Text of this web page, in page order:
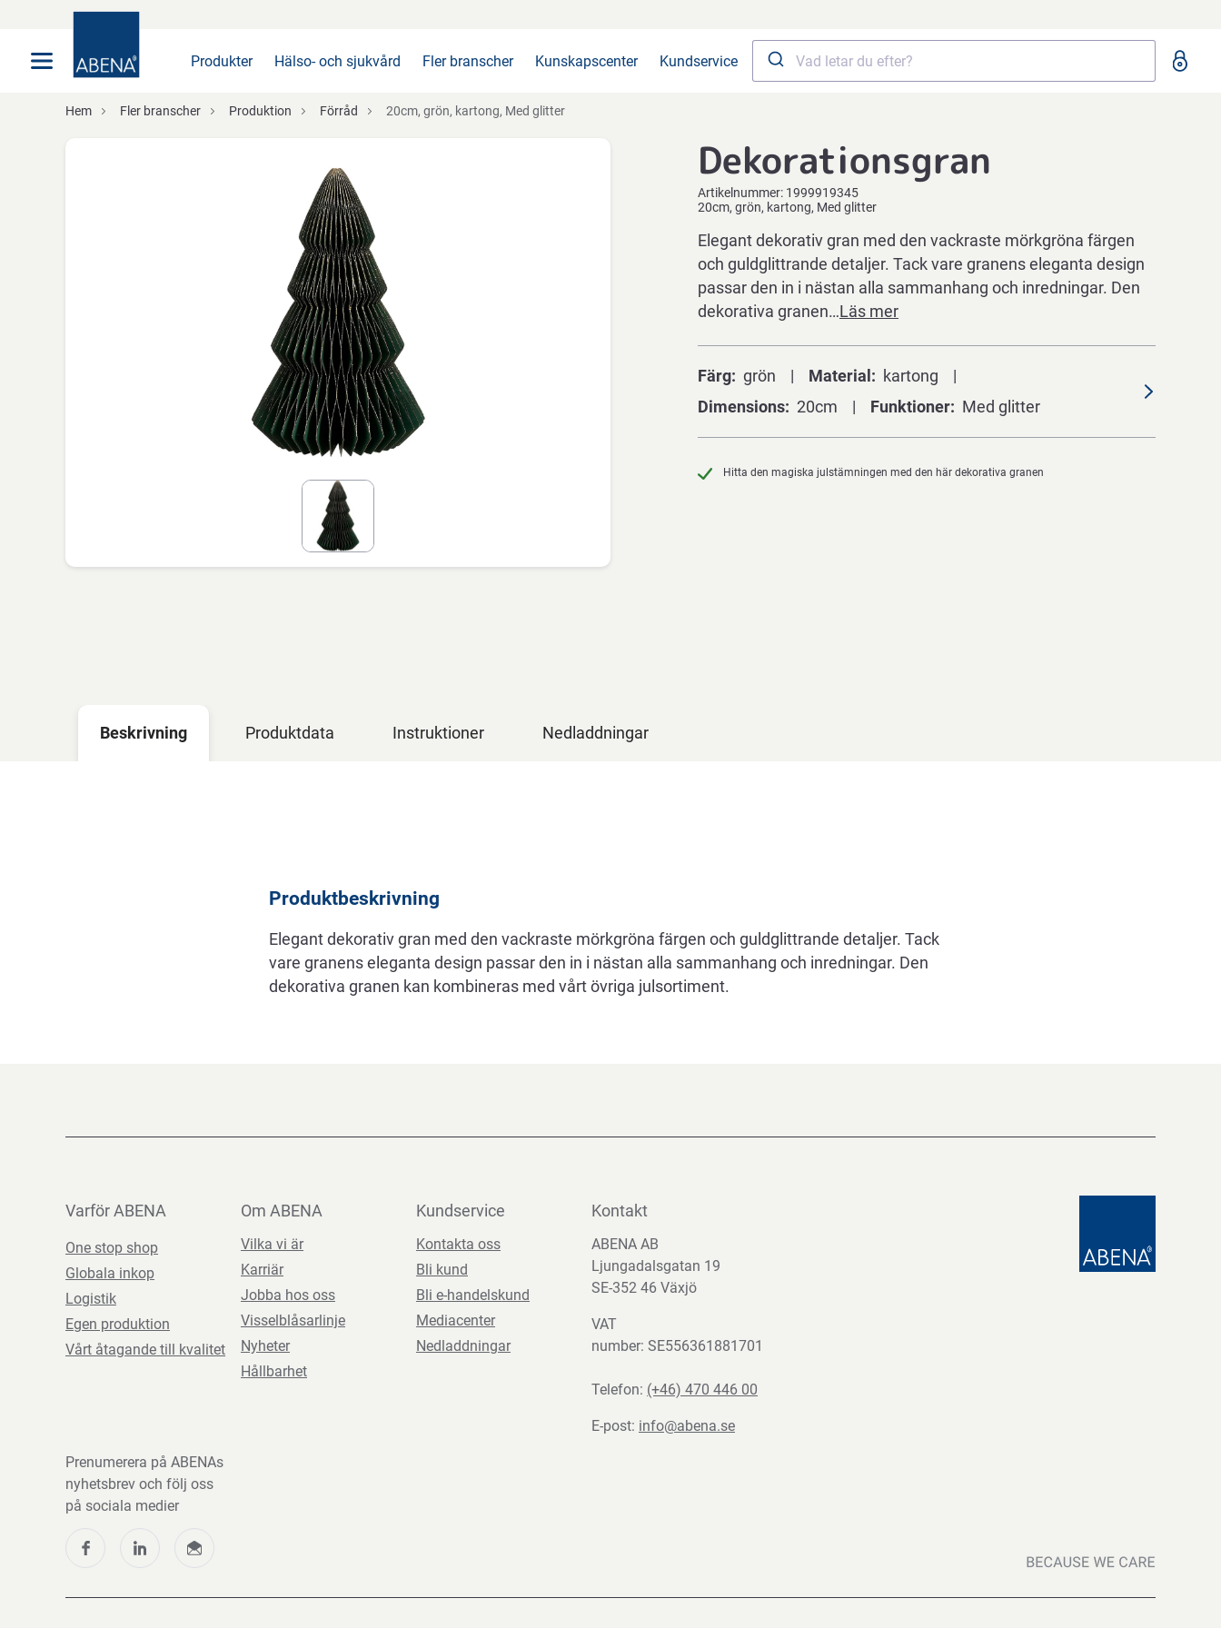
Produkter Hälso- och sjukvård Fler branscher Kunskapscenter Kundservice
Hem Fler branscher Produktion Förråd 20cm, grön, kartong, Med glitter
Dekorationsgran
Artikelnummer: 1999919345
20cm, grön, kartong, Med glitter
Elegant dekorativ gran med den vackraste mörkgröna färgen
och guldglittrande detaljer. Tack vare granens eleganta design
passar den in i nästan alla sammanhang och inredningar. Den
dekorativa granen…Läs mer
Färg grön Material
kartong
Dimensions
20cm Funktioner Med glitter
Hitta den magiska julstämningen med den här dekorativa granen
Beskrivning Produktdata Instruktioner Nedladdningar
Produktbeskrivning
Elegant dekorativ gran med den vackraste mörkgröna färgen och guldglittrande detaljer. Tack
vare granens eleganta design passar den in i nästan alla sammanhang och inredningar. Den
dekorativa granen kan kombineras med vårt övriga julsortiment.
Varför ABENA
One stop shop
Globala inkop
Logistik
Egen produktion
Vårt åtagande till kvalitet
Om ABENA
Vilka vi är
Karriär
Jobba hos oss
Visselblåsarlinje
Nyheter
Hållbarhet
Kundservice
Kontakta oss
Bli kund
Bli e-handelskund
Mediacenter
Nedladdningar
Kontakt
ABENA AB
Ljungadalsgatan 19
SE-352 46 Växjö
VAT
number: SE556361881701
Telefon: (+46) 470 446 00
E-post: info@abena.se
Prenumerera på ABENAs
nyhetsbrev och följ oss
på sociala medier